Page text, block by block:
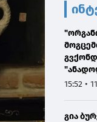
15:52 •
გია